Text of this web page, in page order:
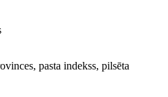
pasta indekss, pilsēta